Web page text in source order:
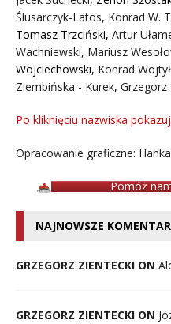
Ślusarczyk-Latos, Konrad W.
Tomasz Trzciński, Artur
Wachniewski, Mariusz
Wojciechowski, Konrad
Ziembińska - Kurek, Grzegorz
Po kliknięciu nazwiska
Opracowanie graficzne:
Pomóż
NAJNOWSZE
GRZEGORZ ZIENTECKI ON
GRZEGORZ ZIENTECKI ON